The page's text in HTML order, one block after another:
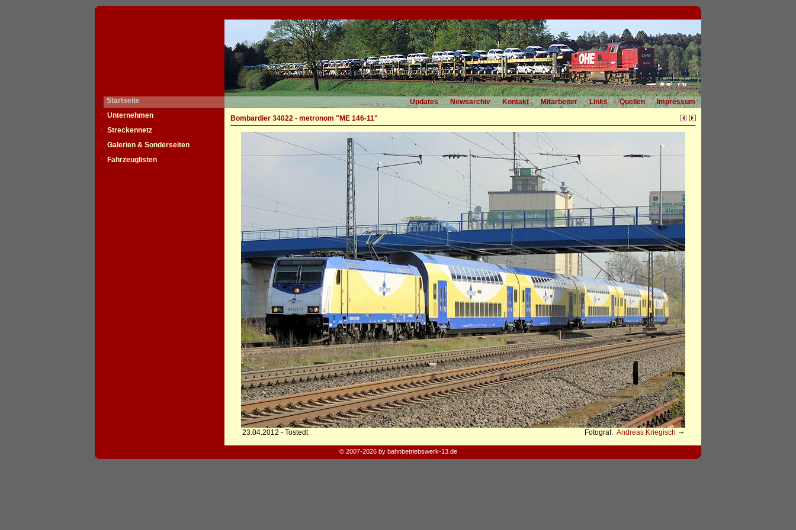
Startseite Updates Newsarchiv Kontakt Mitarbeiter Links Quellen
Impressum
Unternehmen
Streckennetz
Galerien & Sonderseiten
Fahrzeuglisten
Bombardier 34022 - metronom "ME 146-11"
23.04.2012 - Tostedt Fotograf: Andreas Kriegisch
© 2007-2026 by bahnbetriebswerk-13.de